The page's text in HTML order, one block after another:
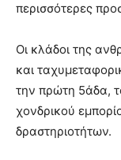
περισσότερες
Οι κλάδοι της
και
την πρώτη 5άδα,
χονδρικού
δραστηριοτήτων.